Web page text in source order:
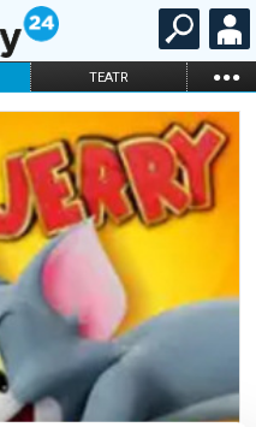
TEATR ...
KARNETY